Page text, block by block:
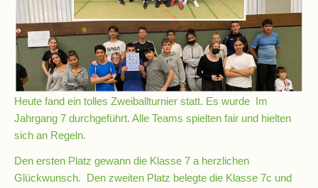
Schulchronik
Konzepte
Lehrer-
Raum-
Prinzip
Berufswahlvorbereitung
Heute fand ein tolles Zweiballturnier statt. Es wurde Im
Jahrgang 7 durchgeführt. Alle Teams spielten fair und hielten
sich an Regeln.
Den ersten Platz gewann die Klasse 7 a herzlichen
Glückwunsch. Den zweiten Platz belegte die Klasse 7c und